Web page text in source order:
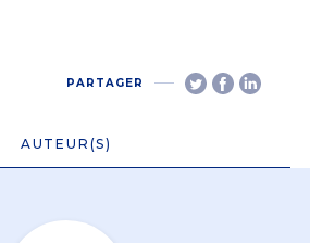
PARTAGER
AUTEUR(S)